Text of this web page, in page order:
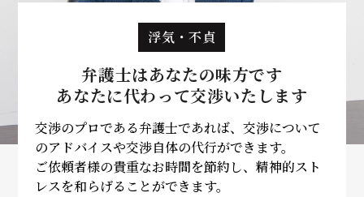
浮気・不貞
弁護士はあなたの味方です
あなたに代わって交渉いたします
交渉のプロである弁護士であれば、交渉について
のアドバイスや交渉自体の代行ができます。
ご依頼者様の貴重なお時間を節約し、精神的スト
レスを和らげることができます。